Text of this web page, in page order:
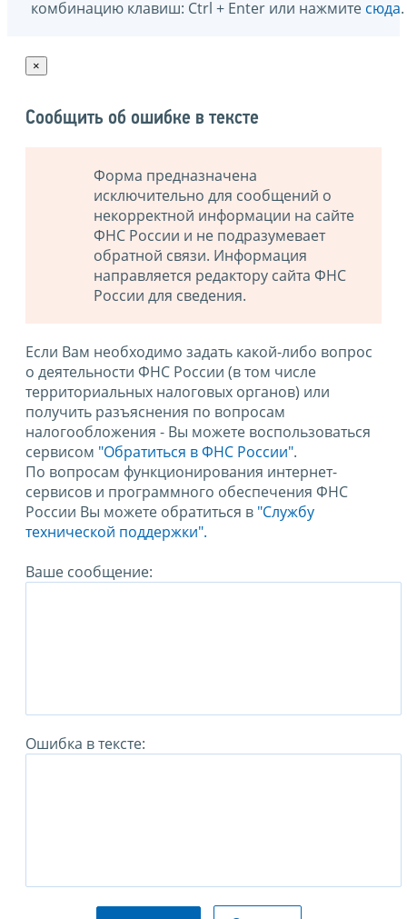
комбинацию клавиш: Ctrl + Enter или нажмите сюда.
×
Сообщить об ошибке в тексте
Форма предназначена
исключительно для сообщений о
некорректной информации на сайте
ФНС России и не подразумевает
обратной связи. Информация
направляется редактору сайта ФНС
России для сведения.
Если Вам необходимо задать какой-либо вопрос
о деятельности ФНС России (в том числе
территориальных налоговых органов) или
получить разъяснения по вопросам
налогообложения - Вы можете воспользоваться
сервисом "Обратиться в ФНС России".
По вопросам функционирования интернет-
сервисов и программного обеспечения ФНС
России Вы можете обратиться в "Службу
технической поддержки".
Ваше сообщение:
Ошибка в тексте: